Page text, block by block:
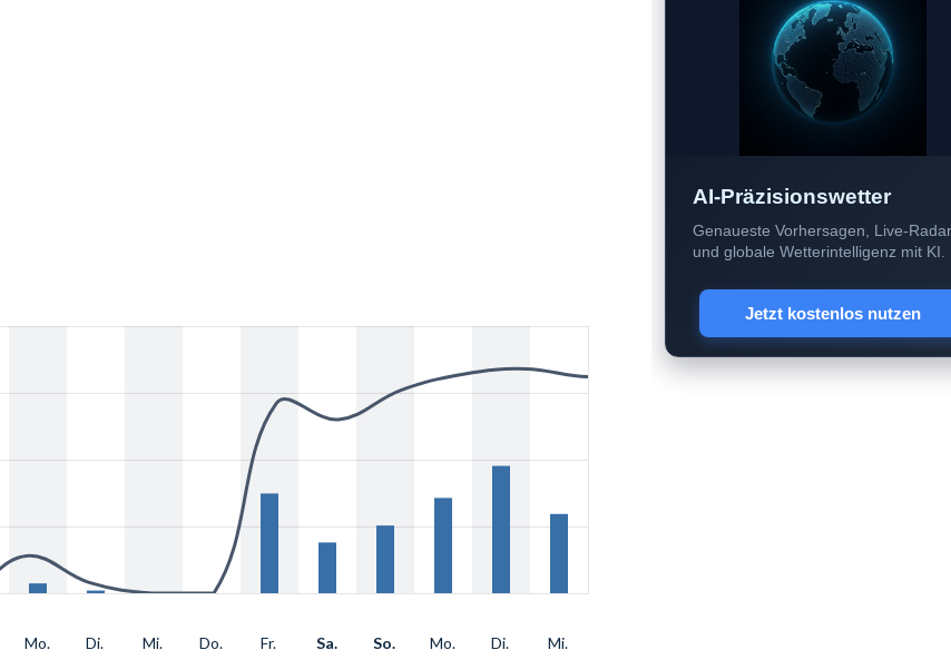
AI-Präzisionswetter
Genaueste Vorhersagen, Live-Radar
und globale Wetterintelligenz mit KI.
Jetzt kostenlos nutzen